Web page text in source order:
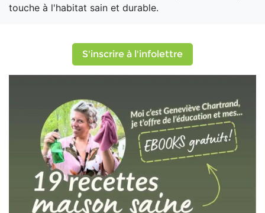
touche à l'habitat sain et durable.
S'inscrire à l'infolettre